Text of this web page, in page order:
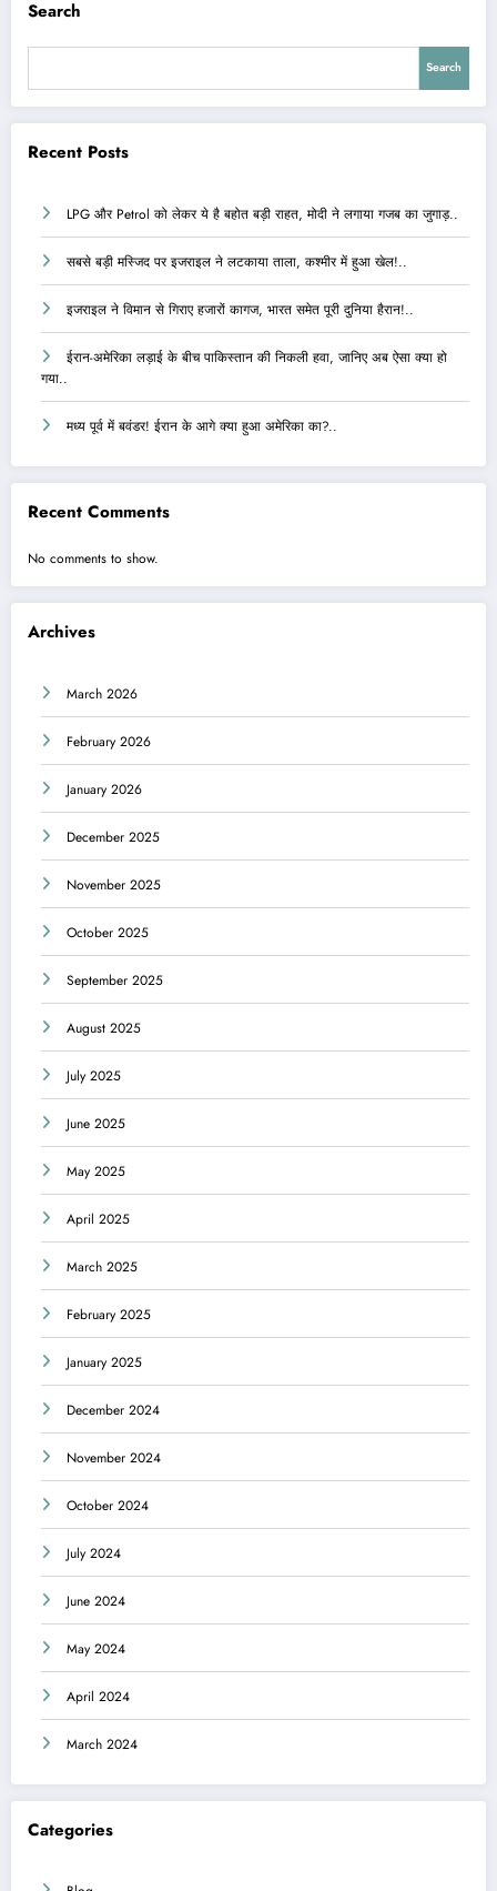
Search
Search
Recent Posts
LPG और Petrol को लेकर ये है बहोत बड़ी राहत, मोदी ने लगाया गजब का जुगाड़..
सबसे बड़ी मस्जिद पर इजराइल ने लटकाया ताला, कश्मीर में हुआ खेल!..
इजराइल ने विमान से गिराए हजारों कागज, भारत समेत पूरी दुनिया हैरान!..
ईरान-अमेरिका लड़ाई के बीच पाकिस्तान की निकली हवा, जानिए अब ऐसा क्या हो
गया..
मध्य पूर्व में बवंडर! ईरान के आगे क्या हुआ अमेरिका का?..
Recent Comments
No comments to show.
Archives
March 2026
February 2026
January 2026
December 2025
November 2025
October 2025
September 2025
August 2025
July 2025
June 2025
May 2025
April 2025
March 2025
February 2025
January 2025
December 2024
November 2024
October 2024
July 2024
June 2024
May 2024
April 2024
March 2024
Categories